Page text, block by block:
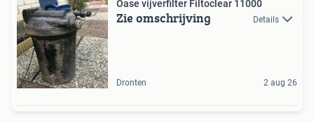
Oase vijverfilter Filtoclear 11000
Zie omschrijving Details
Dronten 2 aug 26